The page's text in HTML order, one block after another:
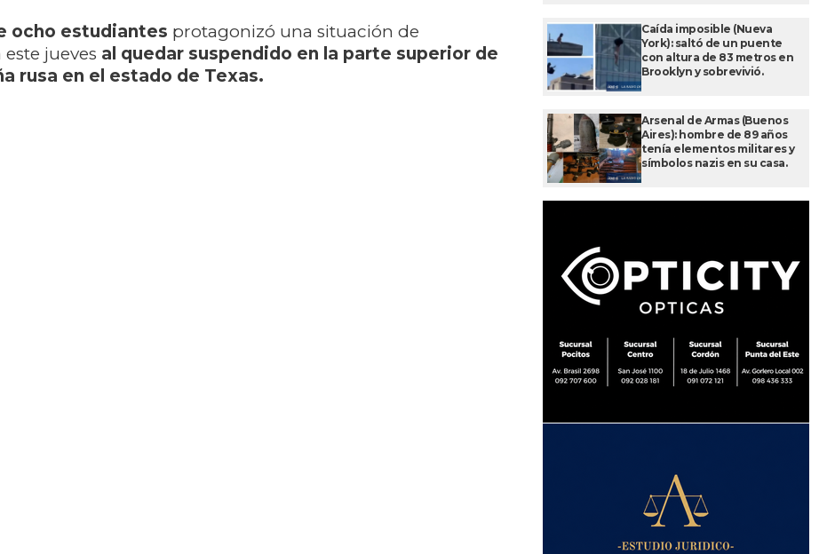
ocho estudiantes protagonizó una situación de
jueves al quedar suspendido en la parte superior de
rusa en el estado de Texas.
Caída imposible (Nueva
York): saltó de un puente
con altura de 83 metros en
Brooklyn y sobrevivió.
Arsenal de Armas (Buenos
Aires): hombre de 89 años
tenía elementos militares y
símbolos nazis en su casa.